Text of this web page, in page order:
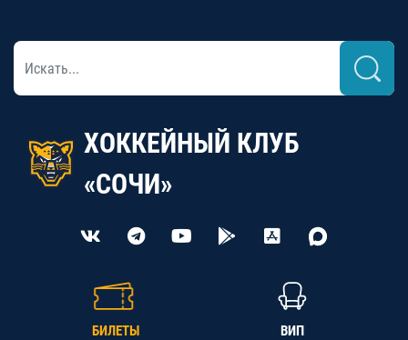
ХОККЕЙНЫЙ КЛУБ
«СОЧИ»
БИЛЕТЫ ВИП